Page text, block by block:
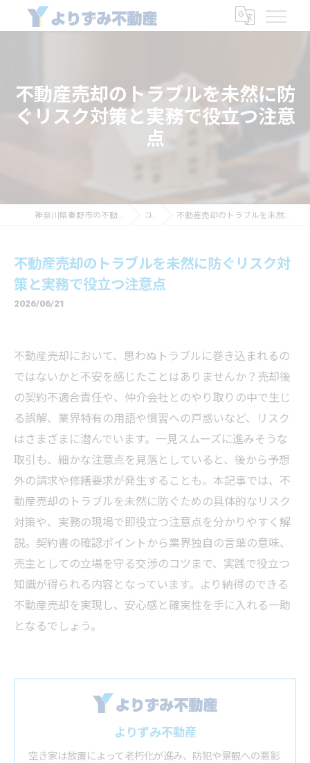
不動産売却のトラブルを未然に防
ぐリスク対策と実務で役立つ注意
点
神奈川県秦野市の不動産なら有限会社よりずみ商会 コラム 不動産売却のトラブルを未然に防ぐリスク対策と実務で役立つ注意点
不動産売却のトラブルを未然に防ぐリスク対
策と実務で役立つ注意点
2026/06/21
不動産売却において、思わぬトラブルに巻き込まれるの
ではないかと不安を感じたことはありませんか？売却後
の契約不適合責任や、仲介会社とのやり取りの中で生じ
る誤解、業界特有の用語や慣習への戸惑いなど、リスク
はさまざまに潜んでいます。一見スムーズに進みそうな
取引も、細かな注意点を見落としていると、後から予想
外の請求や修繕要求が発生することも。本記事では、不
動産売却のトラブルを未然に防ぐための具体的なリスク
対策や、実務の現場で即役立つ注意点を分かりやすく解
説。契約書の確認ポイントから業界独自の言葉の意味、
売主としての立場を守る交渉のコツまで、実践で役立つ
知識が得られる内容となっています。より納得のできる
不動産売却を実現し、安心感と確実性を手に入れる一助
となるでしょう。
よりずみ不動産
空き家は放置によって老朽化が進み、防犯や景観への悪影